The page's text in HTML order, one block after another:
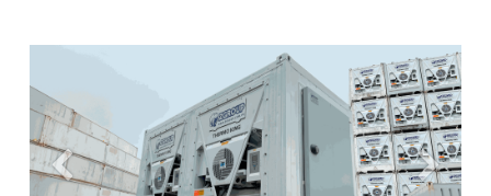
Anterior